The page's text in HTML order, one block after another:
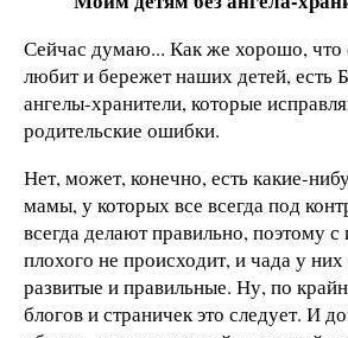
Сейчас думаю... Как же хорошо, что
любит и бережет наших детей, есть
ангелы-хранители, которые
родительские ошибки.
Нет, может, конечно, есть какие-
мамы, у которых все всегда под
всегда делают правильно, поэтому
плохого не происходит, и чада у
развитые и правильные. Ну, по
блогов и страничек это следует. И